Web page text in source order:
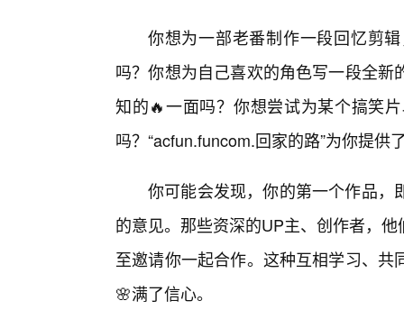
你想为一部老番制作一段回忆剪
吗？你想为自己喜欢的角色写一段全
知的🔥一面吗？你想尝试为某个搞笑
吗？“acfun.funcom.回家的路”为你提
你可能会发现，你的第一个作品，
的意见。那些资深的UP主、创作者，
至邀请你一起合作。这种互相学习、
🌸满了信心。